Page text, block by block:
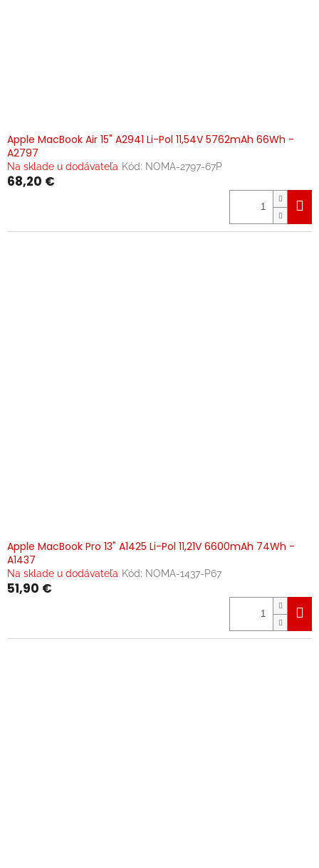
Apple MacBook Air 15" A2941 Li-Pol 11,54V 5762mAh 66Wh -
A2797
Na sklade u dodávateľa Kód: NOMA-2797-67P
68,20 €
Apple MacBook Pro 13" A1425 Li-Pol 11,21V 6600mAh 74Wh -
A1437
Na sklade u dodávateľa Kód: NOMA-1437-P67
51,90 €